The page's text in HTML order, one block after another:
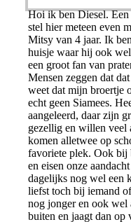
Hoi ik ben Diesel. Een
stel hier meteen even
Mitsy van 4 jaar. Ik
huisje waar hij ook
een groot fan van
Mensen zeggen dat
weet dat mijn broertje
echt geen Siamees.
aangeleerd, daar zijn
gezellig en willen veel
komen alletwee op
favoriete plek. Ook bij
en eisen onze
dagelijks nog wel een
liefst toch bij iemand
nog jonger en ook wel
buiten en jaagt dan op